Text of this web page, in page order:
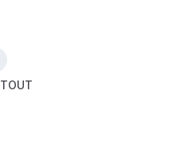
TOUT